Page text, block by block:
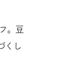
。豆
くし